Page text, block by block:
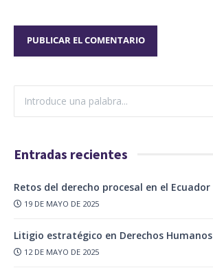
Entradas recientes
Retos del derecho procesal en el Ecuador
19 DE MAYO DE 2025
Litigio estratégico en Derechos Humanos
12 DE MAYO DE 2025